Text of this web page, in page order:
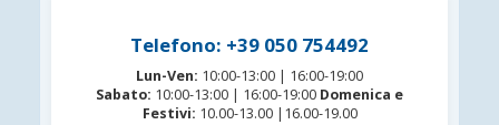
Telefono: +39 050 754492
Lun-Ven: 10:00-13:00 | 16:00-19:00
Sabato: 10:00-13:00 | 16:00-19:00 Domenica e
Festivi: 10.00-13.00 |16.00-19.00